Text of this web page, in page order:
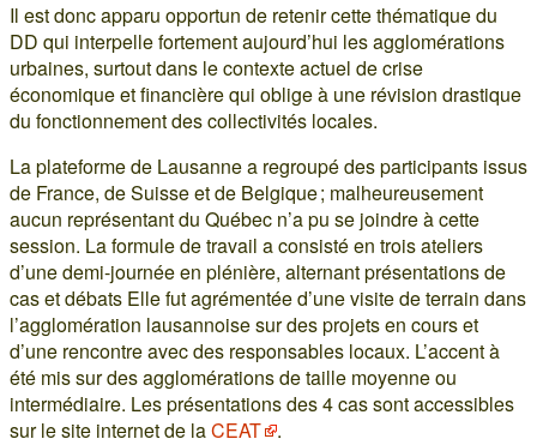
Il est donc apparu opportun de retenir cette thématique du
DD qui interpelle fortement aujourd’hui les agglomérations
urbaines, surtout dans le contexte actuel de crise
économique et financière qui oblige à une révision drastique
du fonctionnement des collectivités locales.
La plateforme de Lausanne a regroupé des participants issus
de France, de Suisse et de Belgique ; malheureusement
aucun représentant du Québec n’a pu se joindre à cette
session. La formule de travail a consisté en trois ateliers
d’une demi-journée en plénière, alternant présentations de
cas et débats Elle fut agrémentée d’une visite de terrain dans
l’agglomération lausannoise sur des projets en cours et
d’une rencontre avec des responsables locaux. L’accent à
été mis sur des agglomérations de taille moyenne ou
intermédiaire. Les présentations des 4 cas sont accessibles
sur le site internet de laCEAT .